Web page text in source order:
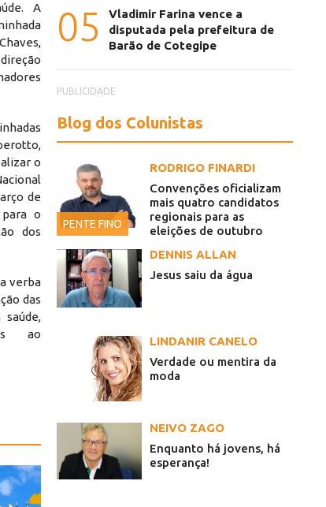
A
o
de
para o
dos
verba
das
ao
05
Vladimir Farina vence a
disputada pela prefeitura de
Barão de Cotegipe
PUBLICIDADE
Blog dos Colunistas
PENTE FINO
RODRIGO FINARDI
Convenções oficializam
mais quatro candidatos
regionais para as
eleições de outubro
DENNIS ALLAN
Jesus saiu da água
LINDANIR CANELO
Verdade ou mentira da
moda
NEIVO ZAGO
Enquanto há jovens, há
esperança!